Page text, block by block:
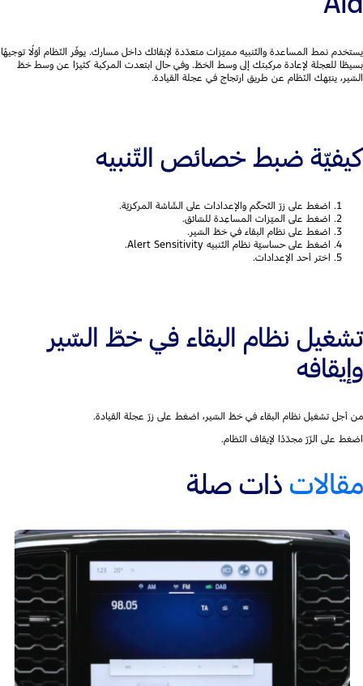
يستخدم نمط المساعدة والتّنبيه مميّزات متعدّدة لإبقائك داخل مسارك. يوفّر النّظام أوّلًا توجيهًا
بسيطًا للعجلة لإعادة مركبتك إلى وسط الخطّ. وفي حال ابتعدت المركبة كثيرًا عن وسط خطّ
السّير، ينبّهك النّظام عن طريق ارتجاج في عجلة القيادة.
كيفيّة ضبط خصائص التّنبيه
اضغط على زرّ التّحكّم والإعدادات على الشّاشة المركزيّة.
اضغط على الميّزات المساعِدة للسّائق.
اضغط على نظام البقاء في خطّ السّير.
اضغط على حساسيّة نظام التّنبيه Alert Sensitivity.
اختر أحد الإعدادات.
تشغيل نظام البقاء في خطّ السّير
وإيقافه
من أجل تشغيل نظام البقاء في خطّ السّير، اضغط على زرّ عجلة القيادة.
اضغط على الزّرّ مجدّدًا لإيقاف النّظام.
مقالات ذات صلة